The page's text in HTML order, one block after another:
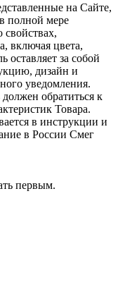
на Сайте,
полной мере
включая цвета,
за собой
дизайн и
уведомления.
обратиться к
Товара.
в инструкции и
в России Смег
первым.